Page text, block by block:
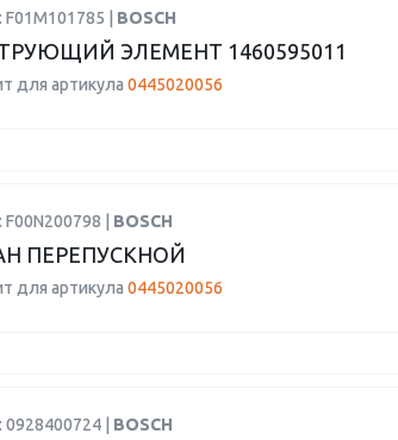
| BOSCH
ЭЛЕМЕНТ 1460595011
для артикула 0445020056
| BOSCH
ПЕРЕПУСКНОЙ
для артикула 0445020056
0928400724 | BOSCH